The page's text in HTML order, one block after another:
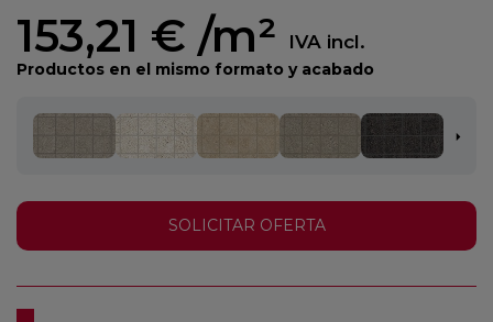
153,21 € /m² IVA incl.
Productos en el mismo formato y acabado
SOLICITAR OFERTA